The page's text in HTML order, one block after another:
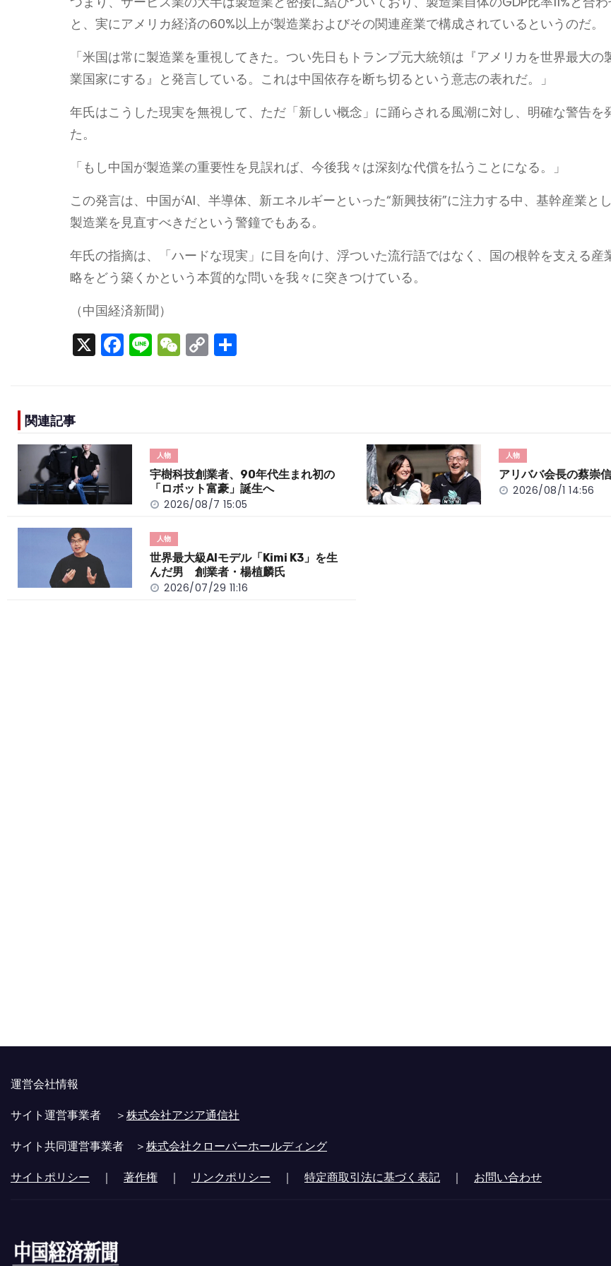
と、実にアメリカ経済の60%以上が製造業およびその関連産業で構成されているというのだ。
「米国は常に製造業を重視してきた。つい先日もトランプ元大統領は『アメリカを世界最大の
業国家にする』と発言している。これは中国依存を断ち切るという意志の表れだ。」
年氏はこうした現実を無視して、ただ「新しい概念」に踊らされる風潮に対し、明確な警告を
た。
「もし中国が製造業の重要性を見誤れば、今後我々は深刻な代償を払うことになる。」
この発言は、中国がAI、半導体、新エネルギーといった“新興技術”に注力する中、基幹産業と
製造業を見直すべきだという警鐘でもある。
年氏の指摘は、「ハードな現実」に目を向け、浮ついた流行語ではなく、国の根幹を支える産
略をどう築くかという本質的な問いを我々に突きつけている。
（中国経済新聞）
X F
a
k
Li
n
W
e
C
o
k
関連記事
人物
宇樹科技創業者、90年代生まれ初の
「ロボット富豪」誕生へ
2026/08/7 15:05
人物
アリババ会長の蔡崇
2026/08/1 14:56
人物
世界最大級AIモデル「Kimi K3」を生
んだ男 創業者・楊植麟氏
2026/07/29 11:16
運営会社情報
サイト運営事業者 ＞株式会社アジア通信社
サイト共同運営事業者 ＞株式会社クローバーホールディング
サイトポリシー ｜ 著作権 ｜ リンクポリシー ｜ 特定商取引法に基づく表記 ｜ お問い合わせ